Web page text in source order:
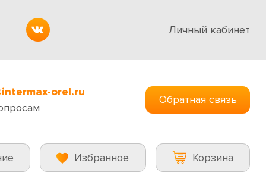
Личный кабинет
orel.ru
Обратная связь
Избранное Корзина